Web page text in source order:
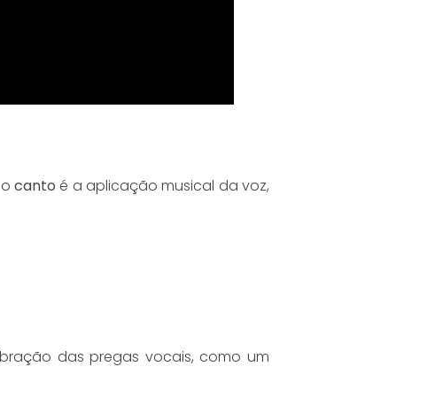
ocanto é a aplicação musical da voz,
das pregas vocais, como um